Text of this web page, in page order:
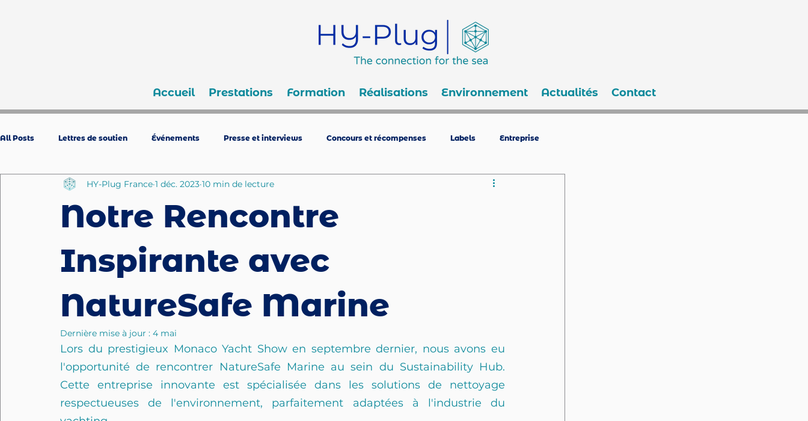
Accueil Prestations Formation Réalisations Environnement Actualités Contact
All Posts Lettres de soutien Événements Presse et interviews Concours et récompenses Labels Entreprise
Notre Rencontre
Inspirante avec
NatureSafe Marine
HY-Plug France 1 déc. 2023 10 min de lecture
Dernière mise à jour : 4 mai
Lors du prestigieux Monaco Yacht Show en septembre dernier, nous avons eu
l'opportunité de rencontrer NatureSafe Marine au sein du Sustainability Hub.
Cette entreprise innovante est spécialisée dans les solutions de nettoyage
respectueuses de l'environnement, parfaitement adaptées à l'industrie du